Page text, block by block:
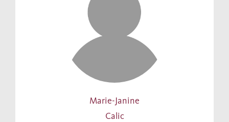
Marie-Janine
Calic